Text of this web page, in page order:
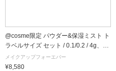
@cosme限定 パウダー&保湿ミスト ト
ラベルサイズ セット / 0.1/0.2 / 4g、4.
5g、30ml、1個、5ml、1g / 本体、サ
ンプル
メイクアップフォーエバー
¥8,580